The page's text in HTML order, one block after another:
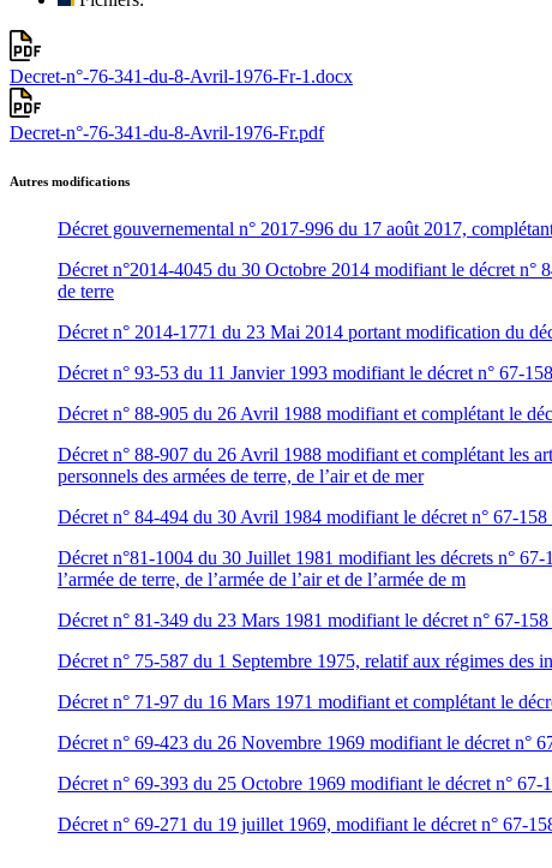
Decret-n°-76-341-du-8-Avril-1976-Fr-1.docx
Decret-n°-76-341-du-8-Avril-1976-Fr.pdf
Autres modifications
Décret gouvernemental n° 2017-996 du 17 août 2017,
Décret n°2014-4045 du 30 Octobre 2014 modifiant le décret n°
de terre
Décret n° 2014-1771 du 23 Mai 2014 portant modification du
Décret n° 93-53 du 11 Janvier 1993 modifiant le décret n° 67-
Décret n° 88-905 du 26 Avril 1988 modifiant et complétant le
Décret n° 88-907 du 26 Avril 1988 modifiant et complétant les
personnels des armées de terre, de l’air et de mer
Décret n° 84-494 du 30 Avril 1984 modifiant le décret n° 67-
Décret n°81-1004 du 30 Juillet 1981 modifiant les décrets n°
l’armée de terre, de l’armée de l’air et de l’armée de m
Décret n° 81-349 du 23 Mars 1981 modifiant le décret n° 67-
Décret n° 75-587 du 1 Septembre 1975, relatif aux régimes des
Décret n° 71-97 du 16 Mars 1971 modifiant et complétant le
Décret n° 69-423 du 26 Novembre 1969 modifiant le décret n°
Décret n° 69-393 du 25 Octobre 1969 modifiant le décret n°
Décret n° 69-271 du 19 juillet 1969, modifiant le décret n° 67-